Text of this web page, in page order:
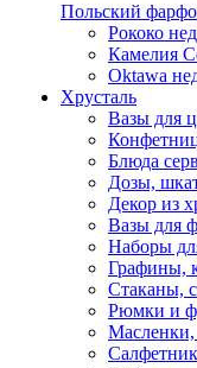
Польский
Рококо
Камелия
Oktawa
Хрусталь
Вазы для
Блюда
Дозы,
Декор из
Вазы для
Наборы
Графины,
Стаканы,
Рюмки и
Масленки,